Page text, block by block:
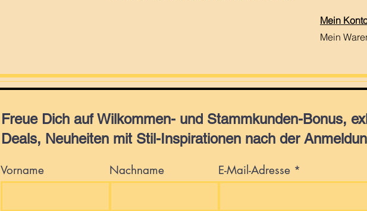
Mein
Mein
Freue Dich auf Wilkommen- und Stammkunden-Bonus,
Deals, Neuheiten mit Stil-Inspirationen nach der
Vorname Nachname E-Mail-Adresse